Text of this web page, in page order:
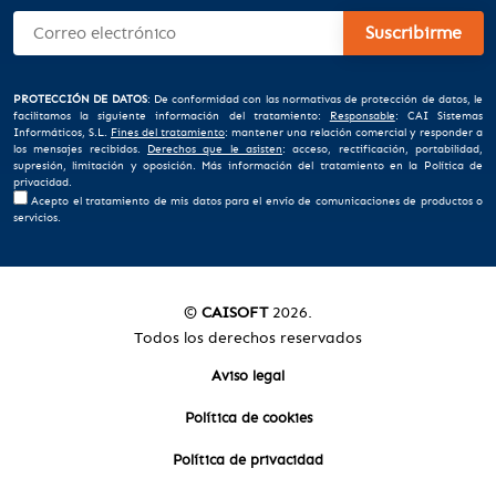
PROTECCIÓN DE DATOS: De conformidad con las normativas de protección de datos, le
facilitamos la siguiente información del tratamiento:
Responsable: CAI Sistemas
Informáticos, S.L. Fines del tratamiento: mantener una relación comercial y responder a
los mensajes recibidos. Derechos que le asisten: acceso, rectificación, portabilidad,
supresión, limitación y oposición. Más información del tratamiento en la Política de
privacidad
Acepto el tratamiento de mis datos para el envío de comunicaciones de productos o
servicios.
© CAISOFT 2026
Todos los derechos reservados
Aviso legal
Política de cookies
Política de privacidad